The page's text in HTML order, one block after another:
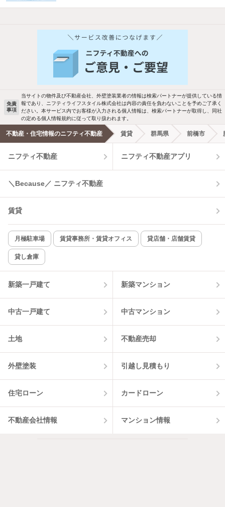
他の人はこんな条件で絞り込んでいます！
バス・トイレ別 2階以上
駐車場あり ペット相談
洗濯機置場あり 独立洗面台
エアコンあり 都市ガス
温水洗浄便座 オートロック
コンロ2口以上
新着のみ インターネット無料
該当件数:
物件一覧に反映
免責
事項
当サイトの物件及び不動産会社、外壁塗装業者の情報は検索パートナーが提供している情
報であり、ニフティライフスタイル株式会社は内容の責任を負わないことを予めご了承く
ださい。本サービス内でお客様が入力される個人情報は、検索パートナーが取得し、同社
の定める個人情報規約に従って取り扱われます。
不動産・住宅情報のニフティ不動産 賃貸 群馬県 前橋市
ニフティ不動産 ニフティ不動産アプリ
＼Because／ ニフティ不動産
賃貸
月極駐車場 賃貸事務所・賃貸オフィス 貸店舗・店舗賃貸
貸し倉庫
新築一戸建て 新築マンション
中古一戸建て 中古マンション
土地 不動産売却
外壁塗装 引越し見積もり
住宅ローン カードローン
不動産会社情報 マンション情報